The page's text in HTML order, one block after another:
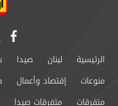
الرئيسية لبنان صيدا
منوعات
إقتصاد وأعمال
متفرقات
متفرقات صيدا